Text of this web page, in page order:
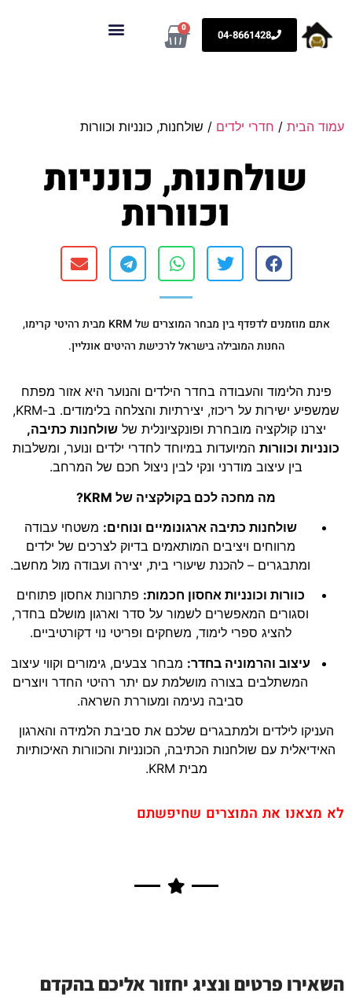
04-8661428
0
עמוד הבית / חדרי ילדים / שולחנות, כונניות וכוורות
שולחנות, כונניות
וכוורות
אתם מוזמנים לדפדף בין מבחר המוצרים של KRM מבית רהיטי קרימו,
החנות המובילה בישראל לרכישת רהיטים אונליין.
פינת הלימוד והעבודה בחדר הילדים והנוער היא אזור מפתח
שמשפיע ישירות על ריכוז, יצירתיות והצלחה בלימודים. ב-KRM,
יצרנו קולקציה מובחרת ופונקציונלית שלשולחנות כתיבה,
כונניות וכוורות המיועדות במיוחד לחדרי ילדים ונוער, ומשלבות
בין עיצוב מודרני ונקי לבין ניצול חכם של המרחב.
מה מחכה לכם בקולקציה של KRM?
שולחנות כתיבה ארגונומיים ונוחים: משטחי עבודה
מרווחים ויציבים המותאמים בדיוק לצרכים של ילדים
ומתבגרים – להכנת שיעורי בית, יצירה ועבודה מול מחשב.
כוורות וכונניות אחסון חכמות: פתרונות אחסון פתוחים
וסגורים המאפשרים לשמור על סדר וארגון מושלם בחדר,
להציג ספרי לימוד, משחקים ופריטי נוי דקורטיביים.
עיצוב והרמוניה בחדר: מבחר צבעים, גימורים וקווי עיצוב
המשתלבים בצורה מושלמת עם יתר רהיטי החדר ויוצרים
סביבה נעימה ומעוררת השראה.
העניקו לילדים ולמתבגרים שלכם את סביבת הלמידה והארגון
האידיאלית עם שולחנות הכתיבה, הכונניות והכוורות האיכותיות
מבית KRM.
לא מצאנו את המוצרים שחיפשתם
השאירו פרטים ונציג יחזור אליכם בהקדם